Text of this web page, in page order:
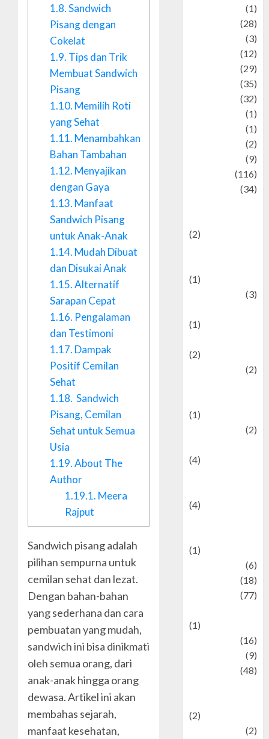
1.8.Sandwich
Pisang dengan
Cokelat
1.9. Tips dan Trik
Membuat Sandwich
Pisang
1.10. Memilih Roti
yang Sehat
1.11. Menambahkan
Bahan Tambahan
1.12. Menyajikan
dengan Gaya
1.13. Manfaat
Sandwich Pisang
untuk Anak-Anak
1.14. Mudah Dibuat
dan Disukai Anak
1.15.Alternatif
Sarapan Cepat
1.16. Pengalaman
dan Testimoni
1.17. Dampak
Positif Cemilan
Sehat
1.18. Sandwich
Pisang, Cemilan
Sehat untuk Semua
Usia
1.19.About The
Author
1.19.1. Meera
Rajput
Sandwich pisang adalah
pilihan sempurna untuk
cemilan sehat dan lezat.
Dengan bahan-bahan
yang sederhana dan cara
pembuatan yang mudah,
sandwich ini bisa dinikmati
oleh semua orang, dari
anak-anak hingga orang
dewasa. Artikel ini akan
membahas sejarah,
manfaat kesehatan,
(1)
(28)
(3)
(12)
(29)
(35)
(32)
(1)
(1)
(2)
(9)
(116)
(34)
(2)
(1)
(3)
(1)
(2)
(2)
(1)
(2)
(4)
(4)
(1)
(6)
(18)
(77)
(1)
(16)
(9)
(48)
(2)
(2)